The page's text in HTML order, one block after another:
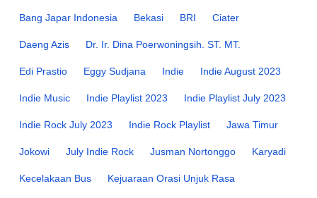
Bang Japar Indonesia Bekasi BRI Ciater
Daeng Azis Dr. Ir. Dina Poerwoningsih. ST. MT.
Edi Prastio Eggy Sudjana Indie Indie August 2023
Indie Music Indie Playlist 2023 Indie Playlist July 2023
Indie Rock July 2023 Indie Rock Playlist Jawa Timur
Jokowi July Indie Rock Jusman Nortonggo Karyadi
Kecelakaan Bus Kejuaraan Orasi Unjuk Rasa